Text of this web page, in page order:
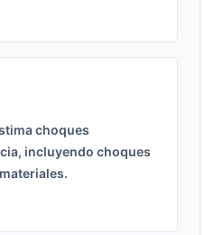
choques
incluyendo choques